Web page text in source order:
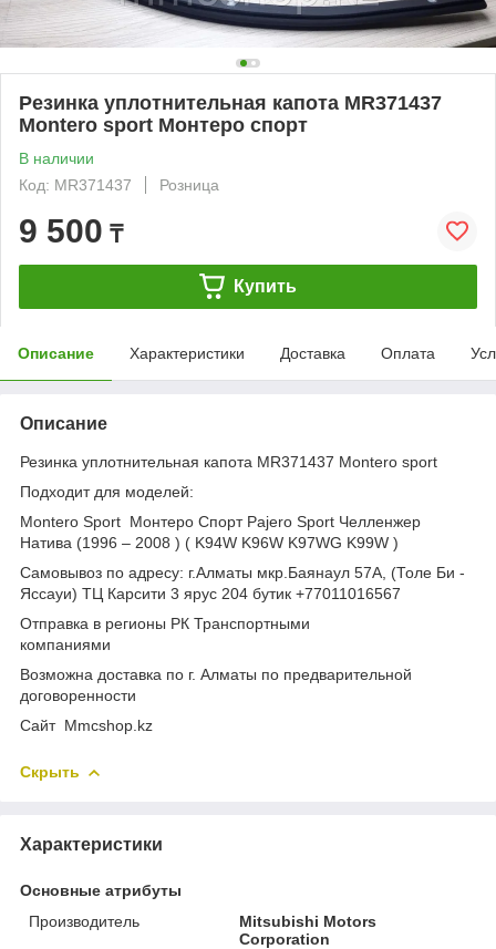
Резинка уплотнительная капота MR371437
Montero sport Монтеро спорт
В наличии
Код: MR371437
Розница
9 500 ₸
Купить
Описание Характеристики Доставка Оплата
Описание
Резинка уплотнительная капота MR371437 Montero sport
Подходит для моделей:
Montero Sport Монтеро Спорт Pajero Sport Челленжер
Натива (1996 – 2008 ) ( K94W K96W K97WG K99W )
Самовывоз по адресу: г.Алматы мкр.Баянаул 57А, (Толе Би -
Яссауи) ТЦ Карсити 3 ярус 204 бутик +77011016567
Отправка в регионы РК Транспортными
компаниями
Возможна доставка по г. Алматы по предварительной
договоренности
Cайт Mmcshop.kz
Скрыть
Характеристики
Основные атрибуты
Производитель
Mitsubishi Motors
Corporation